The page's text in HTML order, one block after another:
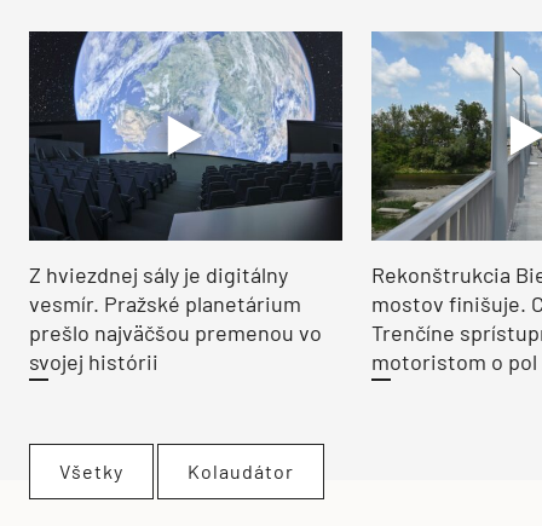
Z hviezdnej sály je digitálny
vesmír. Pražské planetárium
prešlo najväčšou premenou vo
svojej histórii
Rekonštrukcia
mostov finišuje.
Trenčíne
motoristom o pol
Všetky Kolaudátor